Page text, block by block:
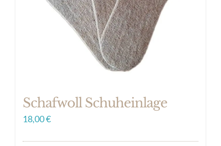
Schafwoll Schuheinlage
18,00€